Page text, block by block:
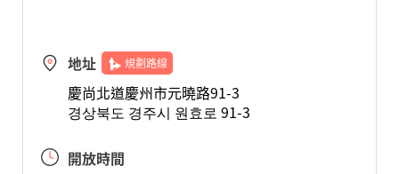
地址 規劃路線
慶尚北道慶州市元曉路91-3
경상북도 경주시 원효로 91-3
開放時間